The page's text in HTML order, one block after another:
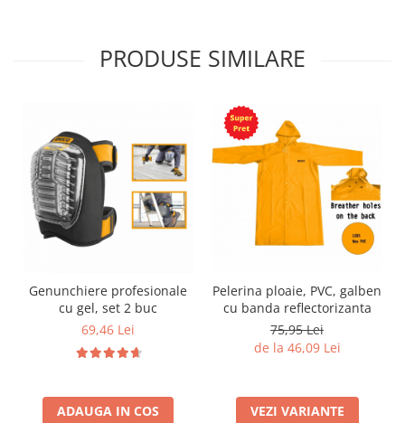
PRODUSE SIMILARE
Genunchiere profesionale
cu gel, set 2 buc
69,46 Lei
ADAUGA IN COS
Pelerina ploaie, PVC, galben
cu banda reflectorizanta
75,95 Lei
de la 46,09 Lei
VEZI VARIANTE